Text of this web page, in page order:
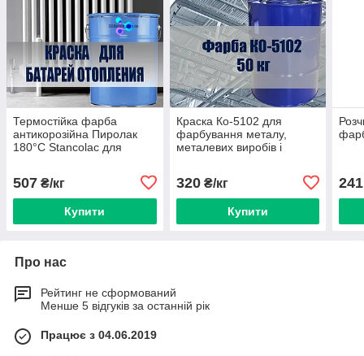
Термостійка фарба
антикорозійна Пиролак
180°С Stancolac для
507 ₴/кг
Купити
Краска Ко-5102 для
фарбування металу,
металевих виробів і
320₴/кг
Купити
241
Про нас
Рейтинг не сформований
Менше 5 відгуків за останній рік
Працює з 04.06.2019